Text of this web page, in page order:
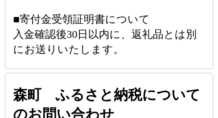
■寄付金受領証明書について
入金確認後30日以内に、返礼品とは別
にお送りいたします。
森町 ふるさと納税について
のお問い合わせ